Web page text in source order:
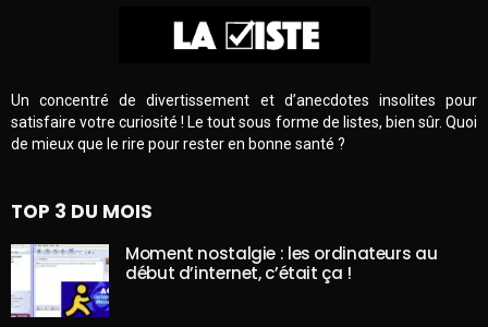
Un concentré de divertissement et d’anecdotes insolites pour
satisfaire votre curiosité ! Le tout sous forme de listes, bien sûr. Quoi
de mieux que le rire pour rester en bonne santé ?
TOP 3 DU MOIS
Moment nostalgie : les ordinateurs au
début d’internet, c’était ça !